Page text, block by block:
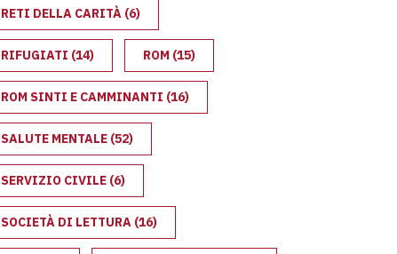
RETI DELLA CARITÀ (6)
RIFUGIATI (14) ROM (15)
ROM SINTI E CAMMINANTI (16)
SALUTE MENTALE (52)
SERVIZIO CIVILE (6)
SOCIETÀ DI LETTURA (16)